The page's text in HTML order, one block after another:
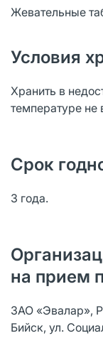
Жевательные
Условия
Хранить в
температуре
Срок
3 года.
на прием
ЗАО «Эвалар»,
Бийск, ул.